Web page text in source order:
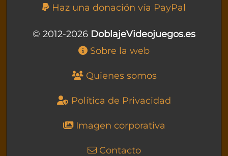
Haz una donación vía PayPal
© 2012-2026 DoblajeVideojuegos.es
Sobre la web
Quienes somos
Política de Privacidad
Imagen corporativa
Contacto